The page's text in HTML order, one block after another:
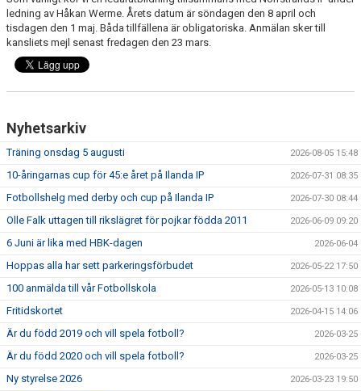
FRISPARKEN
BLI MEDLEM
FÖRENINGSDOKUMENT_GAMLA
FÖRENINGSDOKUMENT
ledning av Håkan Werme. Årets datum är söndagen den 8 april och
tisdagen den 1 maj. Båda tillfällena är obligatoriska. Anmälan sker till
kansliets mejl senast fredagen den 23 mars.
Nyhetsarkiv
Träning onsdag 5 augusti 2026-08-05 15:48
10-åringarnas cup för 45:e året på Ilanda IP 2026-07-31 08:35
Fotbollshelg med derby och cup på Ilanda IP 2026-07-30 08:44
Olle Falk uttagen till rikslägret för pojkar födda 2011 2026-06-09 09:20
6 Juni är lika med HBK-dagen 2026-06-04
Hoppas alla har sett parkeringsförbudet 2026-05-22 17:50
100 anmälda till vår Fotbollskola 2026-05-13 10:08
Fritidskortet 2026-04-15 14:06
Är du född 2019 och vill spela fotboll? 2026-03-25
Är du född 2020 och vill spela fotboll? 2026-03-25
Ny styrelse 2026 2026-03-23 19:50